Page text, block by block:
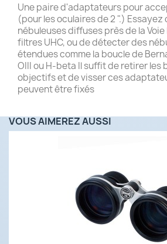
Une paire d'adaptateurs pour
(pour les oculaires de 2 ".)
nébuleuses diffuses près de la
filtres UHC, ou de détecter des
étendues comme la boucle de
OIII ou H-beta Il suffit de retirer les
objectifs et de visser ces
peuvent être fixés
VOUS AIMEREZ AUSSI